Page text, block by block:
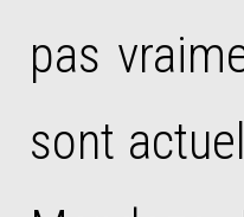
pas
sont